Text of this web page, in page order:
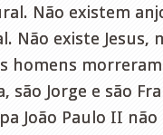
Não existem
Não existe Jesus,
homens
são Jorge e são
João Paulo II